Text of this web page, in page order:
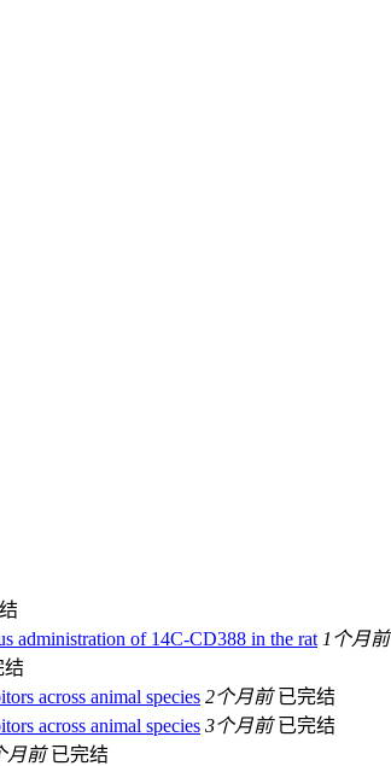
administration of 14C-CD388 in the rat 1个月前
结
across animal species 2个月前 已完结
across animal species 3个月前 已完结
月前 已完结